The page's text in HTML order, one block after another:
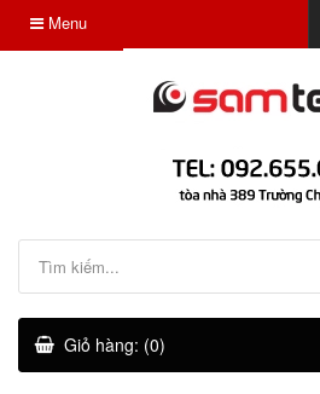
Menu
Giỏ hàng: (0)